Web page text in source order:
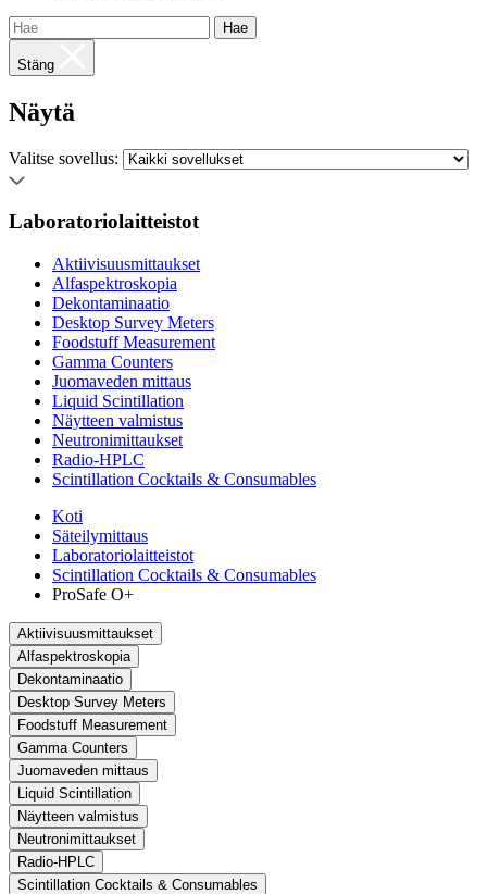
Hae
Stäng
Näytä
Valitse sovellus:
Laboratoriolaitteistot
Aktiivisuusmittaukset
Alfaspektroskopia
Dekontaminaatio
Desktop Survey Meters
Foodstuff Measurement
Gamma Counters
Juomaveden mittaus
Liquid Scintillation
Näytteen valmistus
Neutronimittaukset
Radio-HPLC
Scintillation Cocktails & Consumables
Koti
Säteilymittaus
Laboratoriolaitteistot
Scintillation Cocktails & Consumables
ProSafe O+
Aktiivisuusmittaukset
Alfaspektroskopia
Dekontaminaatio
Desktop Survey Meters
Foodstuff Measurement
Gamma Counters
Juomaveden mittaus
Liquid Scintillation
Näytteen valmistus
Neutronimittaukset
Radio-HPLC
Scintillation Cocktails & Consumables